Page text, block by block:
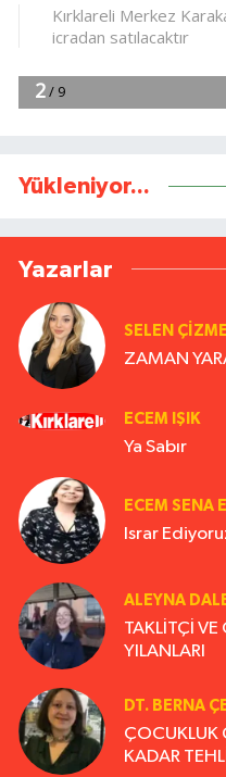
Yükleniyor...
Yazarlar
SELEN
ZAMAN
ECEM IŞIK
Ya Sabır
ECEM SENA
Israr
ALEYNA
TAKLİTÇİ
YILANLARI
DT. BERNA
ÇOCUKLUK
KADAR